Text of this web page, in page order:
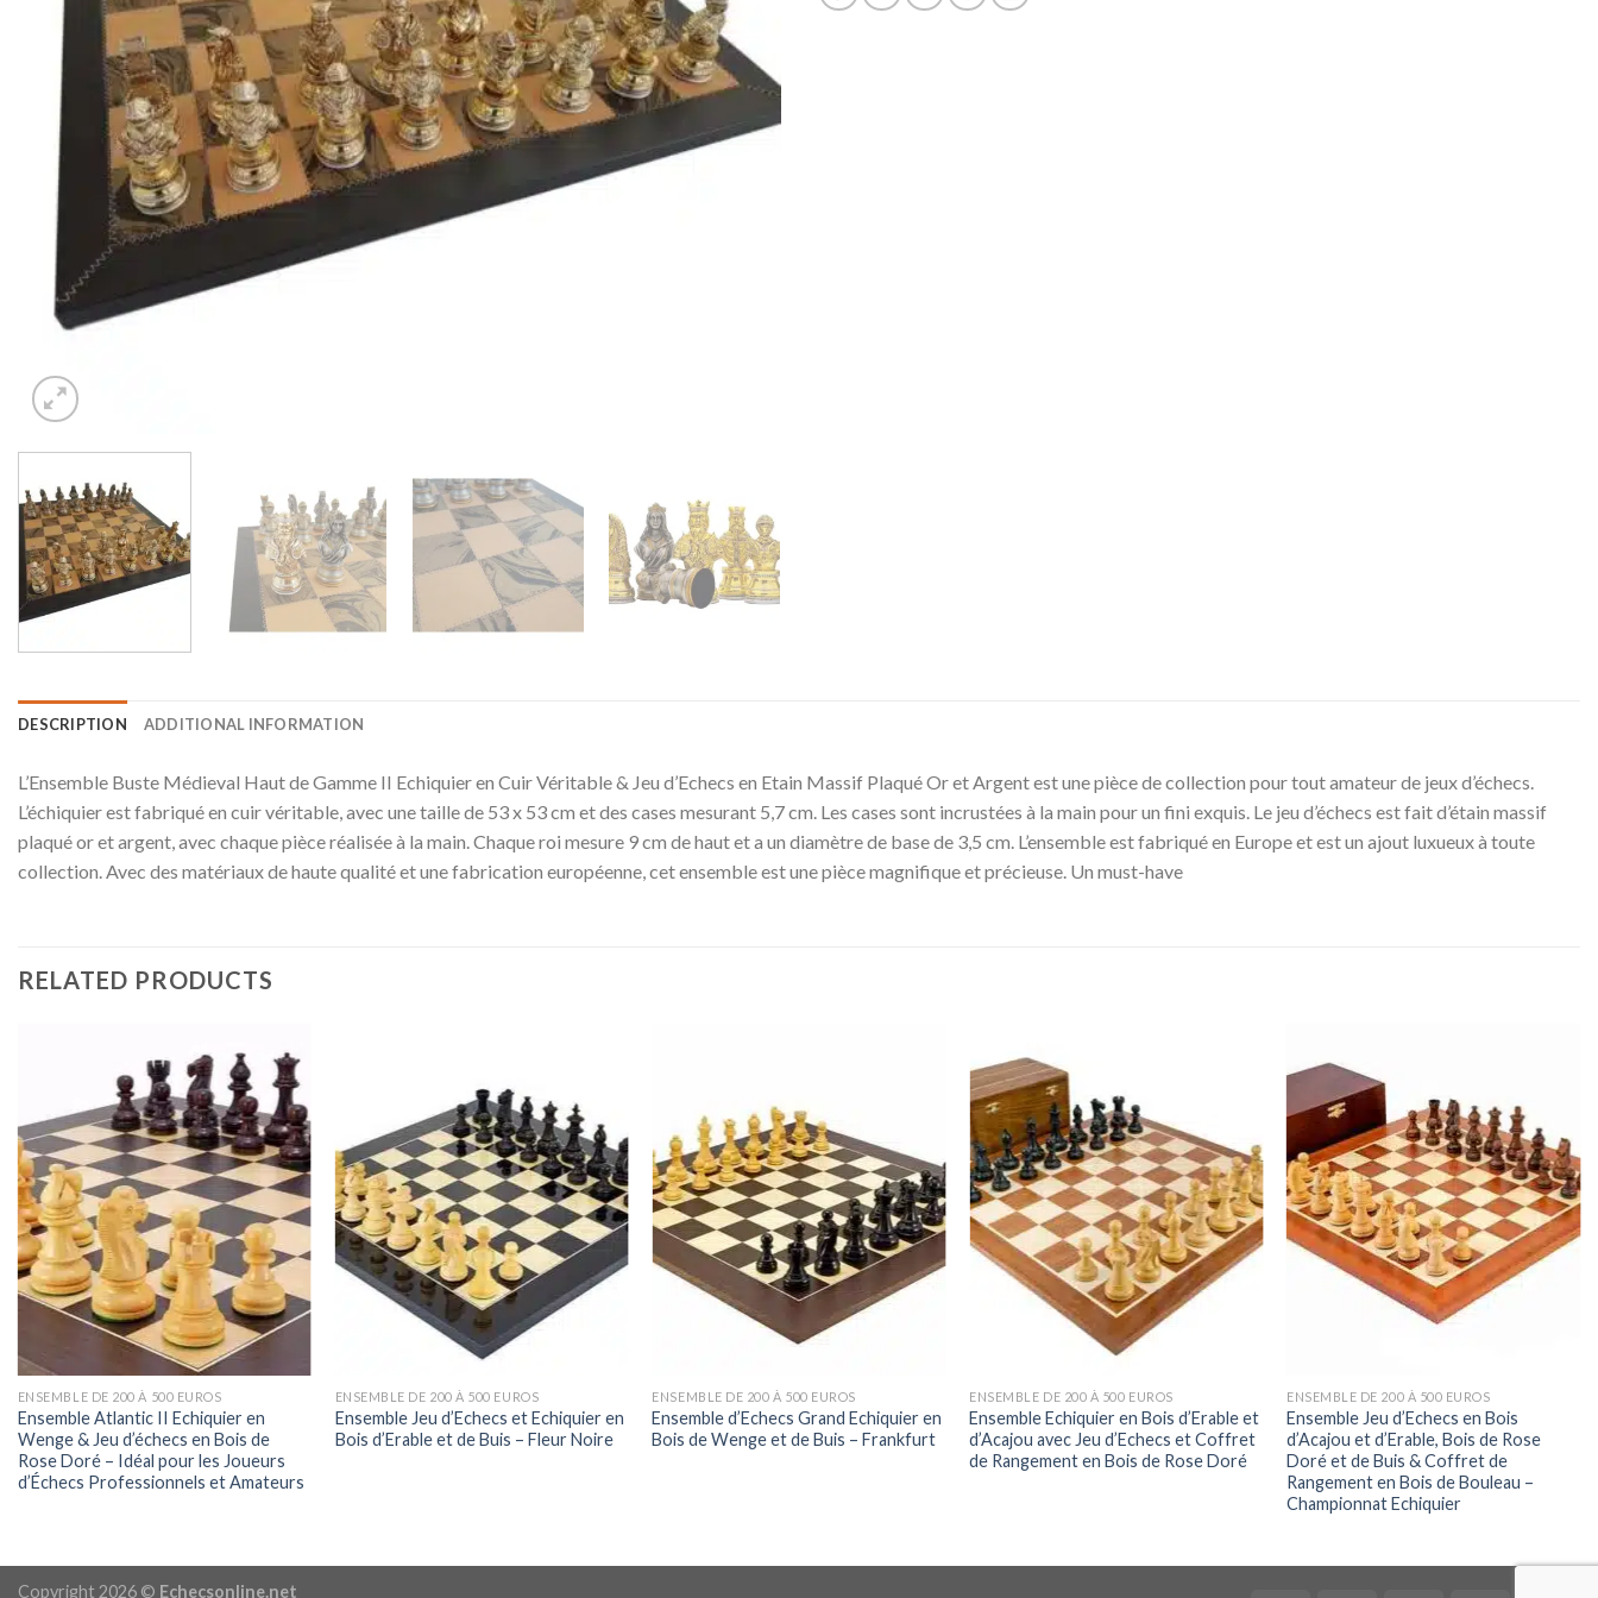
DESCRIPTION ADDITIONAL INFORMATION
L’Ensemble Buste Médieval Haut de Gamme II Echiquier en Cuir Véritable & Jeu d’Echecs en Etain Massif Plaqué Or et Argent est une pièce de collection pour tout amateur de jeux d’échecs.
L’échiquier est fabriqué en cuir véritable, avec une taille de 53 x 53 cm et des cases mesurant 5,7 cm. Les cases sont incrustées à la main pour un fini exquis. Le jeu d’échecs est fait d’étain massif
plaqué or et argent, avec chaque pièce réalisée à la main. Chaque roi mesure 9 cm de haut et a un diamètre de base de 3,5 cm. L’ensemble est fabriqué en Europe et est un ajout luxueux à toute
collection. Avec des matériaux de haute qualité et une fabrication européenne, cet ensemble est une pièce magnifique et précieuse. Un must-have
RELATED PRODUCTS
ENSEMBLE DE 200 À 500 EUROS
Ensemble Atlantic II Echiquier en
Wenge & Jeu d’échecs en Bois de
Rose Doré – Idéal pour les Joueurs
d’Échecs Professionnels et Amateurs
ENSEMBLE DE 200 À 500 EUROS
Ensemble Jeu d’Echecs et Echiquier en
Bois d’Erable et de Buis – Fleur Noire
ENSEMBLE DE 200 À 500 EUROS
Ensemble d’Echecs Grand Echiquier en
Bois de Wenge et de Buis – Frankfurt
ENSEMBLE DE 200 À 500 EUROS
Ensemble Echiquier en Bois d’Erable et
d’Acajou avec Jeu d’Echecs et Coffret
de Rangement en Bois de Rose Doré
ENSEMBLE DE 200 À 500 EUROS
Ensemble Jeu d’Echecs en Bois
d’Acajou et d’Erable, Bois de Rose
Doré et de Buis & Coffret de
Rangement en Bois de Bouleau –
Championnat Echiquier
Copyright 2026 © Echecsonline.net